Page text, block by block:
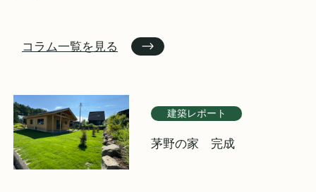
コラム一覧を見る
建築レポート
茅野の家 完成